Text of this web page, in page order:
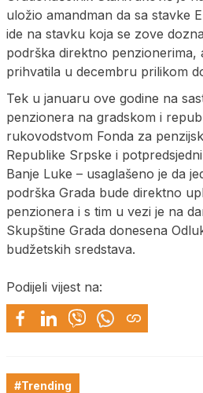
uložio amandman da sa stavke
ide na stavku koja se zove
podrška direktno penzionerima,
prihvatila u decembru prilikom
Tek u januaru ove godine na
penzionera na gradskom i
rukovodstvom Fonda za
Republike Srpske i
Banje Luke – usaglašeno je da
podrška Grada bude direktno
penzionera i s tim u vezi je na
Skupštine Grada donesena
budžetskih sredstava.
Podijeli vijest na:
#Trending